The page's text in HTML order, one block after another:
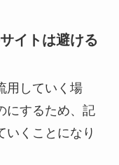
イトは避ける
用していく場
にするため、記
いくことになり